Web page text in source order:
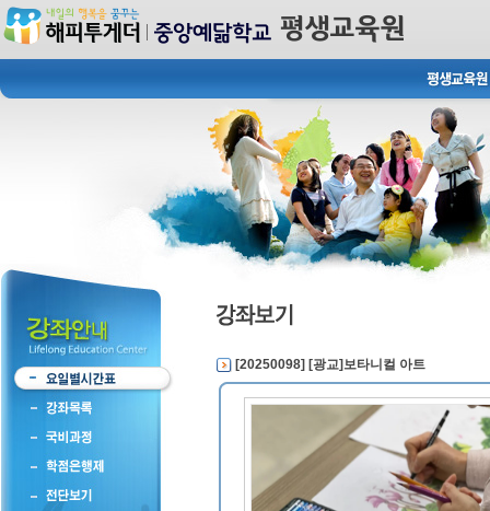
[20250098] [광교]보타니컬 아트